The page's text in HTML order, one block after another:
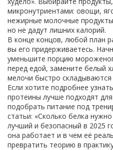
микронутриентами: овощи,
нежирные молочные
но не дадут лишних калорий.
В конце концов, любой план
вы его придерживаетесь.
уменьшите порцию
перед едой, замените белый
мелочи быстро
Если хотите подробнее
протеины лучше подходят
подобрать питание под
статьи: «Сколько белка
лучший и безопасный в 2025
она работает и в чем её
превратить теорию в